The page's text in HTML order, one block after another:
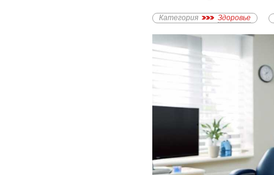
Категория Здоровье